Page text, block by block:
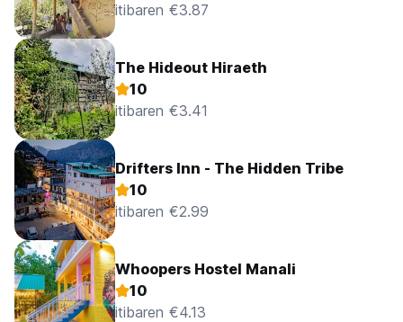
itibaren €3.87
The Hideout Hiraeth
10
itibaren €3.41
Drifters Inn - The Hidden Tribe
10
itibaren €2.99
Whoopers Hostel Manali
10
itibaren €4.13